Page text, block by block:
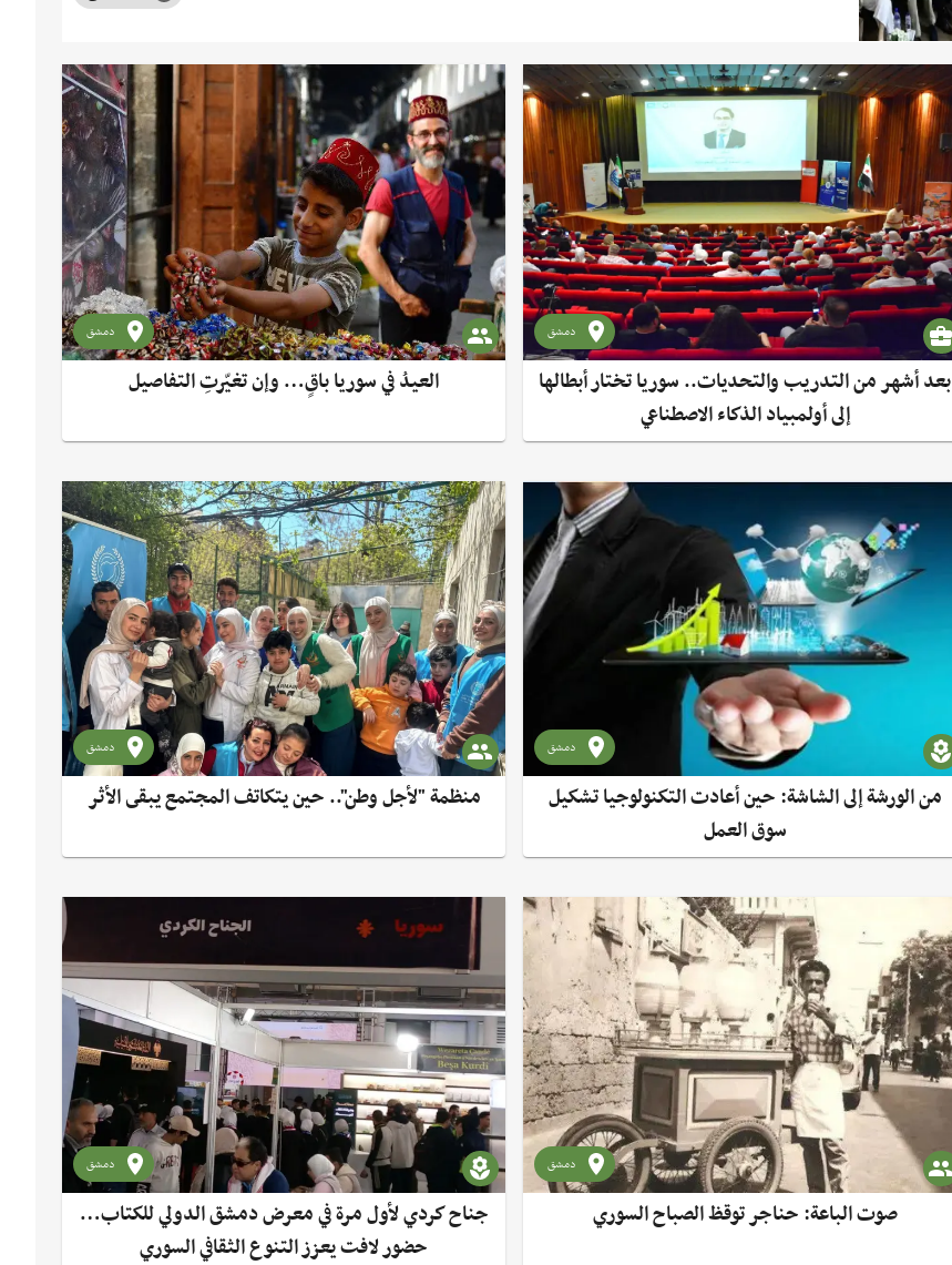
دمشق
بعد أشهر من التدريب والتحديات.. سوريا تختار أبطالها
إلى أولمبياد الذكاء الاصطناعي
دمشق
العيدُ في سوريا باقٍ… وإن تغيّرتِ التفاصيل
دمشق
من الورشة إلى الشاشة: حين أعادت التكنولوجيا تشكيل
سوق العمل
دمشق
منظمة "لأجل وطن".. حين يتكاتف المجتمع يبقى الأثر
دمشق
صوت الباعة: حناجر توقظ الصباح السوري
دمشق
جناح كردي لأول مرة في معرض دمشق الدولي للكتاب…
حضور لافت يعزز التنوع الثقافي السوري